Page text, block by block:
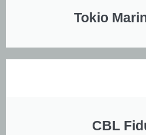
Tokio
CBL